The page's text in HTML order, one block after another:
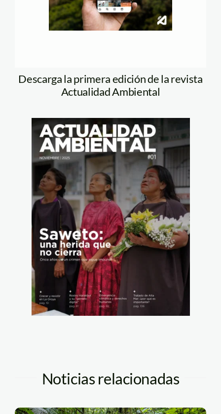
Descarga la primera edición de la revista
Actualidad Ambiental
Noticias relacionadas